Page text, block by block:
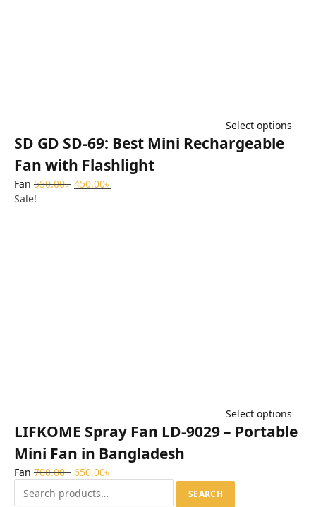
Select options
SD GD SD-69: Best Mini Rechargeable
Fan with Flashlight
Fan 550.00৳ 450.00৳
Sale!
Select options
LIFKOME Spray Fan LD-9029 – Portable
Mini Fan in Bangladesh
Fan 700.00৳ 650.00৳
SEARCH